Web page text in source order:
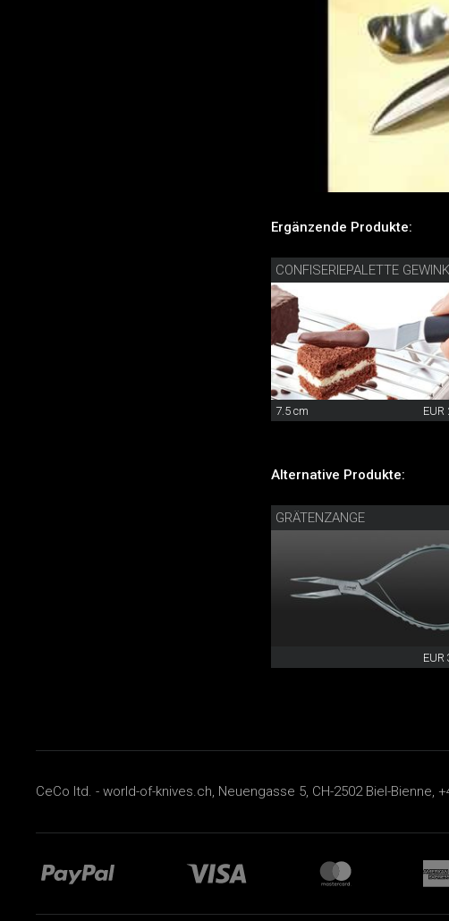
Ergänzende Produkte:
7.5 cm EUR
Alternative Produkte:
GRÄTENZANGE
EUR
CeCo ltd. - world-of-knives.ch, Neuengasse 5, CH-2502 Biel-Bienne,